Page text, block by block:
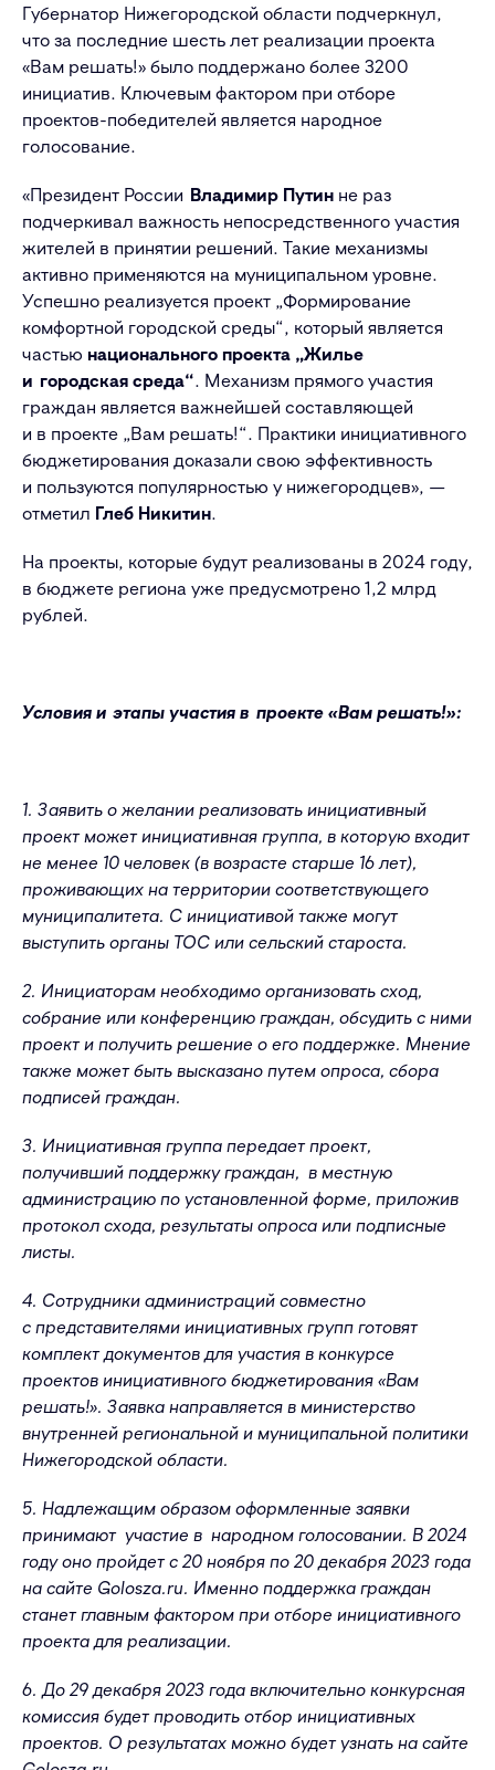
Губернатор Нижегородской области подчеркнул,
что за последние шесть лет реализации проекта
«Вам решать!» было поддержано более 3200
инициатив. Ключевым фактором при отборе
проектов-победителей является народное
голосование.
«Президент России Владимир Путин не раз
подчеркивал важность непосредственного участия
жителей в принятии решений. Такие механизмы
активно применяются на муниципальном уровне.
Успешно реализуется проект „Формирование
комфортной городской среды“, который является
частью национального проекта „Жилье
и городская среда“. Механизм прямого участия
граждан является важнейшей составляющей
и в проекте „Вам решать!“. Практики инициативного
бюджетирования доказали свою эффективность
и пользуются популярностью у нижегородцев», —
отметил Глеб Никитин.
На проекты, которые будут реализованы в 2024 году,
в бюджете региона уже предусмотрено 1,2 млрд
рублей.
Условия и этапы участия в проекте «Вам решать!»:
1. Заявить о желании реализовать инициативный
проект может инициативная группа, в которую входит
не менее 10 человек (в возрасте старше 16 лет),
проживающих на территории соответствующего
муниципалитета. С инициативой также могут
выступить органы ТОС или сельский староста.
2. Инициаторам необходимо организовать сход,
собрание или конференцию граждан, обсудить с ними
проект и получить решение о его поддержке. Мнение
также может быть высказано путем опроса, сбора
подписей граждан.
3. Инициативная группа передает проект,
получивший поддержку граждан, в местную
администрацию по установленной форме, приложив
протокол схода, результаты опроса или подписные
листы.
4. Сотрудники администраций совместно
с представителями инициативных групп готовят
комплект документов для участия в конкурсе
проектов инициативного бюджетирования «Вам
решать!». Заявка направляется в министерство
внутренней региональной и муниципальной политики
Нижегородской области.
5. Надлежащим образом оформленные заявки
принимают участие в народном голосовании. В 2024
году оно пройдет с 20 ноября по 20 декабря 2023 года
на сайте Golosza.ru. Именно поддержка граждан
станет главным фактором при отборе инициативного
проекта для реализации.
6. До 29 декабря 2023 года включительно конкурсная
комиссия будет проводить отбор инициативных
проектов. О результатах можно будет узнать на сайте